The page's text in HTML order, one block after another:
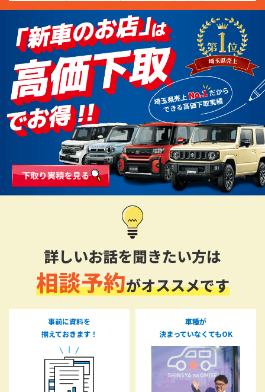
詳しいお話を聞きたい方は
相談予約がオススメです
事前に資料を
揃えておきます！
車種が
決まっていなくてもOK